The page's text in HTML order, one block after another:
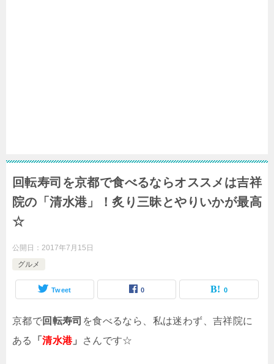
回転寿司を京都で食べるならオススメは吉祥
院の「清水港」！炙り三昧とやりいかが最高
☆
公開日： 2017年7月15日
グルメ
Tweet 0 0
京都で回転寿司 を食べるなら、私は迷わず、吉祥院に
ある
「清水港」 さんです☆